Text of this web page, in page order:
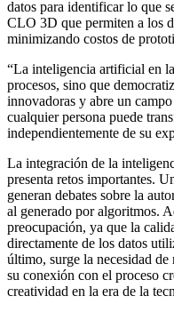
datos para identificar lo que
CLO 3D que permiten a los
minimizando costos de
“La inteligencia artificial en
procesos, sino que
innovadoras y abre un
cualquier persona puede
independientemente de su
La integración de la
presenta retos importantes.
generan debates sobre la
al generado por algoritmos.
preocupación, ya que la
directamente de los datos
último, surge la necesidad
su conexión con el proceso
creatividad en la era de la